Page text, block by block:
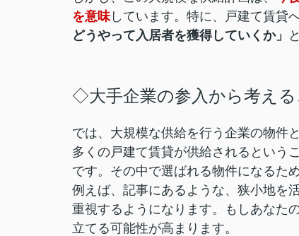
を意味しています。特に、戸建て賃貸
どうやって入居者を獲得していくか」
◇大手企業の参入から考え
では、大規模な供給を行う企業の物件
多くの戸建て賃貸が供給されるという
です。その中で選ばれる物件になるため
例えば、記事にあるような、狭小地を
重視するようになります。もしあなた
立てる可能性が高まります。